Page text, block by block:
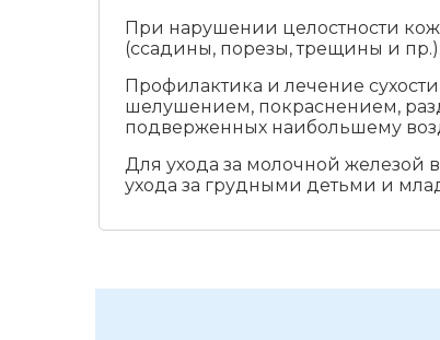
При нарушении целостности
(ссадины, порезы, трещины и пр.).
Профилактика и лечение
шелушением, покраснением,
подверженных наибольшему
Для ухода за молочной железой
ухода за грудными детьми и